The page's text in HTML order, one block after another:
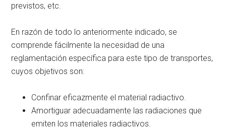
previstos, etc.
En razón de todo lo anteriormente indicado, se
comprende fácilmente la necesidad de una
reglamentación específica para este tipo de transportes,
cuyos objetivos son:
Confinar eficazmente el material radiactivo.
Amortiguar adecuadamente las radiaciones que
emiten los materiales radiactivos.